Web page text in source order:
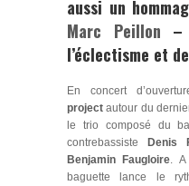
aussi un
Marc Peillon –
l’éclectisme et
En concert
project autour du
le trio composé du
contrebassisteDenis
Benjamin Faugloire. A
baguette lance le